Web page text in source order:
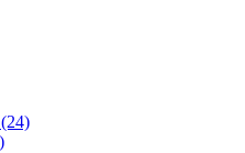
(24)